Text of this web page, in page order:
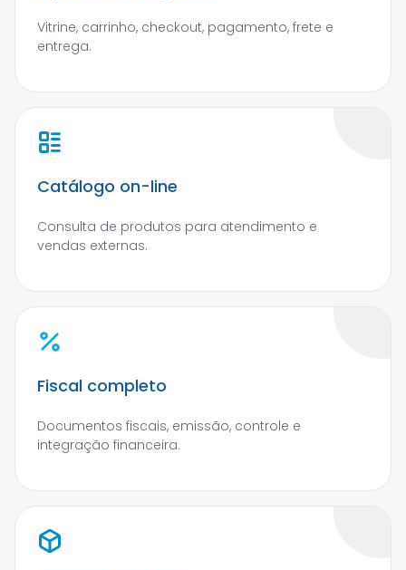
Vitrine, carrinho, checkout, pagamento, frete e
entrega.
Catálogo on-line
Consulta de produtos para atendimento e
vendas externas.
Fiscal completo
Documentos fiscais, emissão, controle e
integração financeira.